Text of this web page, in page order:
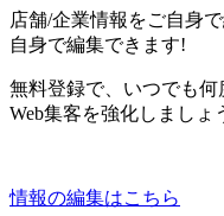
店舗/企業情報をご自身
自身で編集できます!
無料登録で、いつでも何
Web集客を強化しましょ
情報の編集はこちら